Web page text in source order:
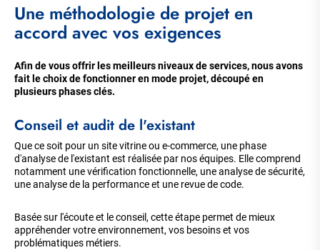
Une méthodologie de projet en
accord avec vos exigences
Afin de vous offrir les meilleurs niveaux de services, nous avons
fait le choix de fonctionner en mode projet, découpé en
plusieurs phases clés.
Conseil et audit de l'existant
Que ce soit pour un site vitrine ou e-commerce, une phase
d'analyse de l'existant est réalisée par nos équipes. Elle comprend
notamment une vérification fonctionnelle, une analyse de sécurité,
une analyse de la performance et une revue de code.
Basée sur l'écoute et le conseil, cette étape permet de mieux
appréhender votre environnement, vos besoins et vos
problématiques métiers.